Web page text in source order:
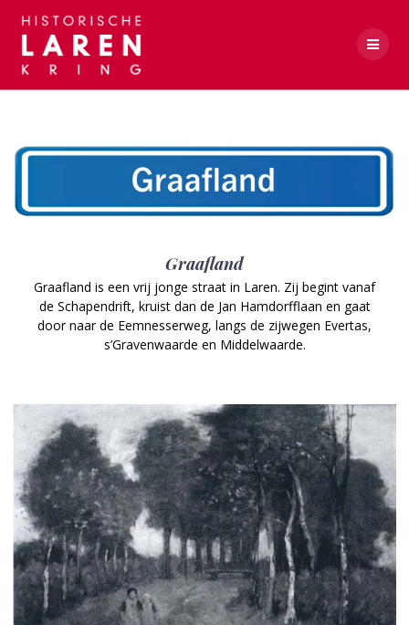
Graafland
Graafland is een vrij jonge straat in Laren. Zij begint vanaf
de Schapendrift, kruist dan de Jan Hamdorfflaan en gaat
door naar de Eemnesserweg, langs de zijwegen Evertas,
s’Gravenwaarde en Middelwaarde.